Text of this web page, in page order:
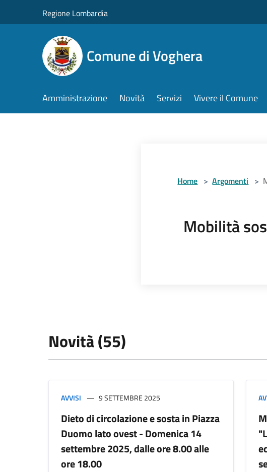
Regione Lombardia
Comune di Voghera
Amministrazione Novità Servizi Vivere il Comune
Home > Argomenti >
Mobilità
Novità (55)
AVVISI 9 SETTEMBRE 2025
Dieto di circolazione e sosta in Piazza
Duomo lato ovest - Domenica 14
settembre 2025, dalle ore 8.00 alle
ore 18.00